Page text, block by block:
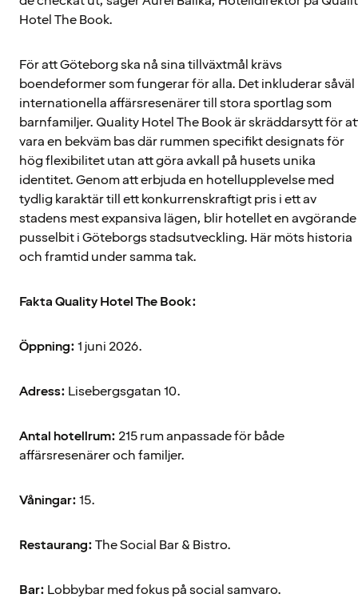
Hotel The Book.
För att Göteborg ska nå sina tillväxtmål krävs
boendeformer som fungerar för alla. Det inkluderar såväl
internationella affärsresenärer till stora sportlag som
barnfamiljer. Quality Hotel The Book är skräddarsytt för
vara en bekväm bas där rummen specifikt designats för
hög flexibilitet utan att göra avkall på husets unika
identitet. Genom att erbjuda en hotellupplevelse med
tydlig karaktär till ett konkurrenskraftigt pris i ett av
stadens mest expansiva lägen, blir hotellet en avgörande
pusselbit i Göteborgs stadsutveckling. Här möts historia
och framtid under samma tak.
Fakta Quality Hotel The Book:
Öppning:1 juni 2026.
Adress: Lisebergsgatan 10.
Antal hotellrum: 215 rum anpassade för både
affärsresenärer och familjer.
Våningar:15.
Restaurang:The Social Bar & Bistro.
Bar: Lobbybar med fokus på social samvaro.